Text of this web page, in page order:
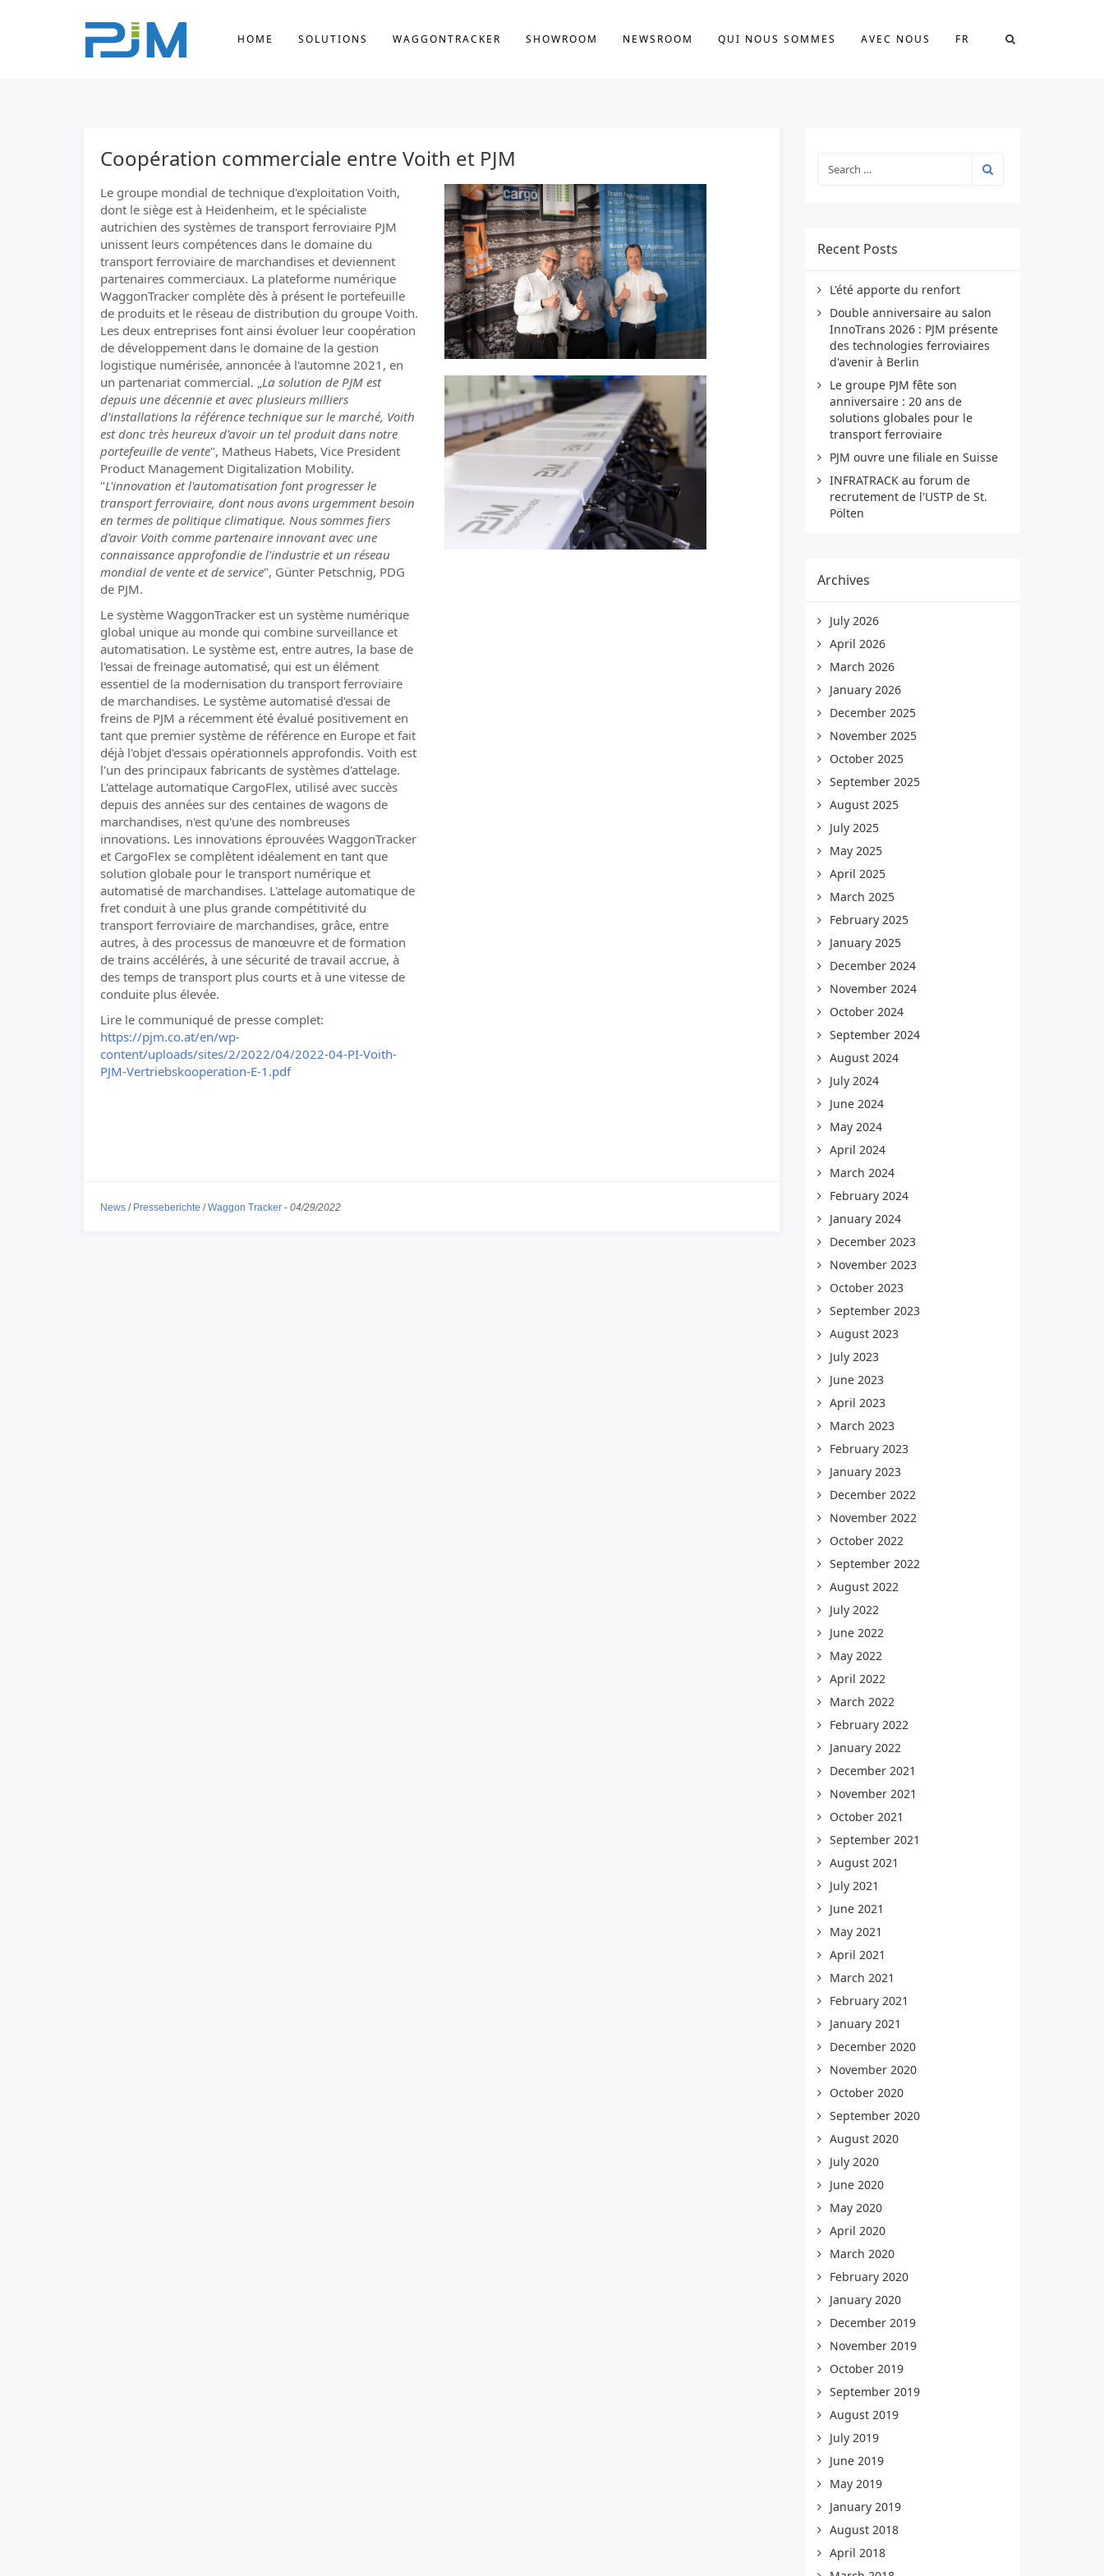
HOME SOLUTIONS WAGGONTRACKER SHOWROOM NEWSROOM QUI NOUS SOMMES AVEC NOUS FR
Coopération commerciale entre Voith et PJM
Le groupe mondial de technique d'exploitation Voith,
dont le siège est à Heidenheim, et le spécialiste
autrichien des systèmes de transport ferroviaire PJM
unissent leurs compétences dans le domaine du
transport ferroviaire de marchandises et deviennent
partenaires commerciaux. La plateforme numérique
WaggonTracker complète dès à présent le portefeuille
de produits et le réseau de distribution du groupe Voith.
Les deux entreprises font ainsi évoluer leur coopération
de développement dans le domaine de la gestion
logistique numérisée, annoncée à l'automne 2021, en
un partenariat commercial. „La solution de PJM est
depuis une décennie et avec plusieurs milliers
d'installations la référence technique sur le marché, Voith
est donc très heureux d'avoir un tel produit dans notre
portefeuille de vente", Matheus Habets, Vice President
Product Management Digitalization Mobility.
"L'innovation et l'automatisation font progresser le
transport ferroviaire, dont nous avons urgemment besoin
en termes de politique climatique. Nous sommes fiers
d'avoir Voith comme partenaire innovant avec une
connaissance approfondie de l'industrie et un réseau
mondial de vente et de service", Günter Petschnig, PDG
de PJM.
Le système WaggonTracker est un système numérique
global unique au monde qui combine surveillance et
automatisation. Le système est, entre autres, la base de
l'essai de freinage automatisé, qui est un élément
essentiel de la modernisation du transport ferroviaire
de marchandises. Le système automatisé d'essai de
freins de PJM a récemment été évalué positivement en
tant que premier système de référence en Europe et fait
déjà l'objet d'essais opérationnels approfondis. Voith est
l'un des principaux fabricants de systèmes d'attelage.
L'attelage automatique CargoFlex, utilisé avec succès
depuis des années sur des centaines de wagons de
marchandises, n'est qu'une des nombreuses
innovations. Les innovations éprouvées WaggonTracker
et CargoFlex se complètent idéalement en tant que
solution globale pour le transport numérique et
automatisé de marchandises. L'attelage automatique de
fret conduit à une plus grande compétitivité du
transport ferroviaire de marchandises, grâce, entre
autres, à des processus de manœuvre et de formation
de trains accélérés, à une sécurité de travail accrue, à
des temps de transport plus courts et à une vitesse de
conduite plus élevée.
Lire le communiqué de presse complet:
https://pjm.co.at/en/wp-
content/uploads/sites/2/2022/04/2022-04-PI-Voith-
PJM-Vertriebskooperation-E-1.pdf
News / Presseberichte /Waggon Tracker - 04/29/2022
Recent Posts
L'été apporte du renfort
Double anniversaire au salon
InnoTrans 2026 : PJM présente
des technologies ferroviaires
d'avenir à Berlin
Le groupe PJM fête son
anniversaire : 20 ans de
solutions globales pour le
transport ferroviaire
PJM ouvre une filiale en Suisse
INFRATRACK au forum de
recrutement de l'USTP de St.
Pölten
Archives
July 2026
April 2026
March 2026
January 2026
December 2025
November 2025
October 2025
September 2025
August 2025
July 2025
May 2025
April 2025
March 2025
February 2025
January 2025
December 2024
November 2024
October 2024
September 2024
August 2024
July 2024
June 2024
May 2024
April 2024
March 2024
February 2024
January 2024
December 2023
November 2023
October 2023
September 2023
August 2023
July 2023
June 2023
April 2023
March 2023
February 2023
January 2023
December 2022
November 2022
October 2022
September 2022
August 2022
July 2022
June 2022
May 2022
April 2022
March 2022
February 2022
January 2022
December 2021
November 2021
October 2021
September 2021
August 2021
July 2021
June 2021
May 2021
April 2021
March 2021
February 2021
January 2021
December 2020
November 2020
October 2020
September 2020
August 2020
July 2020
June 2020
May 2020
April 2020
March 2020
February 2020
January 2020
December 2019
November 2019
October 2019
September 2019
August 2019
July 2019
June 2019
May 2019
January 2019
August 2018
April 2018